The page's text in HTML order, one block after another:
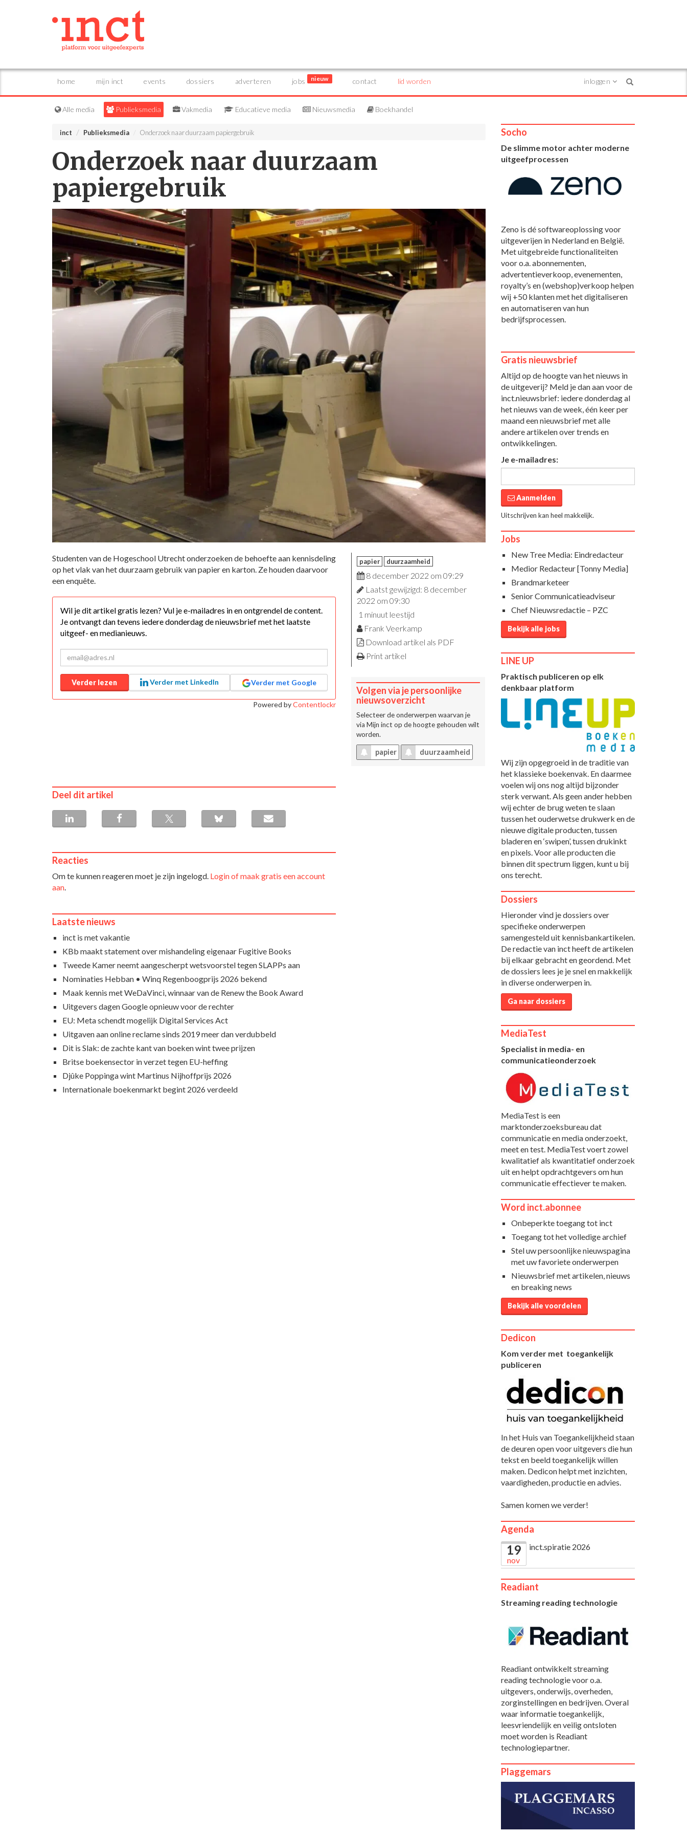
home mijn inct events dossiers adverteren jobs nieuw contact lid worden inloggen
Alle media Publieksmedia Vakmedia Educatieve media Nieuwsmedia Boekhandel
inct Publieksmedia Onderzoek naar duurzaam papiergebruik
Onderzoek naar duurzaam
papiergebruik
Studenten van de Hogeschool Utrecht onderzoeken de behoefte aan kennisdeling
op het vlak van het duurzaam gebruik van papier en karton. Ze houden daarvoor
een enquête.
Wil je dit artikel gratis lezen? Vul je e-mailadres in en ontgrendel de content.
Je ontvangt dan tevens iedere donderdag de nieuwsbrief met het laatste
uitgeef- en medianieuws.
Verder lezen Verder met LinkedIn Verder met Google
Powered byContentlockr
papier duurzaamheid
8 december 2022 om 09:29
Laatst gewijzigd: 8 december
2022 om 09:30
1 minuut leestijd
Frank Veerkamp
Download artikel als PDF
Print artikel
Volgen via je persoonlijke
nieuwsoverzicht
Selecteer de onderwerpen waarvan je
via Mijn inct op de hoogte gehouden wilt
worden.
papier duurzaamheid
Deel dit artikel
Reacties
Om te kunnen reageren moet je zijn ingelogd. Login of maak gratis een account
aan.
Laatste nieuws
inct is met vakantie
KBb maakt statement over mishandeling eigenaar Fugitive Books
Tweede Kamer neemt aangescherpt wetsvoorstel tegen SLAPPs aan
Nominaties Hebban • Winq Regenboogprijs 2026 bekend
Maak kennis met WeDaVinci, winnaar van de Renew the Book Award
Uitgevers dagen Google opnieuw voor de rechter
EU: Meta schendt mogelijk Digital Services Act
Uitgaven aan online reclame sinds 2019 meer dan verdubbeld
Dit is Slak: de zachte kant van boeken wint twee prijzen
Britse boekensector in verzet tegen EU-heffing
Djûke Poppinga wint Martinus Nijhoffprijs 2026
Internationale boekenmarkt begint 2026 verdeeld
Socho
De slimme motor achter moderne
uitgeefprocessen
Zeno is dé softwareoplossing voor
uitgeverijen in Nederland en België.
Met uitgebreide functionaliteiten
voor o.a. abonnementen,
advertentieverkoop, evenementen,
royalty’s en (webshop)verkoop helpen
wij +50 klanten met het digitaliseren
en automatiseren van hun
bedrijfsprocessen.
Gratis nieuwsbrief
Altijd op de hoogte van het nieuws in
de uitgeverij? Meld je dan aan voor de
inct.nieuwsbrief: iedere donderdag al
het nieuws van de week, één keer per
maand een nieuwsbrief met alle
andere artikelen over trends en
ontwikkelingen.
Je e-mailadres:
Aanmelden
Uitschrijven kan heel makkelijk.
Jobs
New Tree Media: Eindredacteur
Medior Redacteur [Tonny Media]
Brandmarketeer
Senior Communicatieadviseur
Chef Nieuwsredactie – PZC
Bekijk alle jobs
LINE UP
Praktisch publiceren op elk
denkbaar platform
Wij zijn opgegroeid in de traditie van
het klassieke boekenvak. En daarmee
voelen wij ons nog altijd bijzonder
sterk verwant. Als geen ander hebben
wij echter de brug weten te slaan
tussen het ouderwetse drukwerk en de
nieuwe digitale producten, tussen
bladeren en ‘swipen’, tussen drukinkt
en pixels. Voor alle producten die
binnen dit spectrum liggen, kunt u bij
ons terecht.
Dossiers
Hieronder vind je dossiers over
specifieke onderwerpen
samengesteld uit kennisbankartikelen.
De redactie van inct heeft de artikelen
bij elkaar gebracht en geordend. Met
de dossiers lees je je snel en makkelijk
in diverse onderwerpen in.
Ga naar dossiers
MediaTest
Specialist in media- en
communicatieonderzoek
MediaTest is een
marktonderzoeksbureau dat
communicatie en media onderzoekt,
meet en test. MediaTest voert zowel
kwalitatief als kwantitatief onderzoek
uit en helpt opdrachtgevers om hun
communicatie effectiever te maken.
Word inct.abonnee
Onbeperkte toegang tot inct
Toegang tot het volledige archief
Stel uw persoonlijke nieuwspagina
met uw favoriete onderwerpen
Nieuwsbrief met artikelen, nieuws
en breaking news
Bekijk alle voordelen
Dedicon
Kom verder met toegankelijk
publiceren
In het Huis van Toegankelijkheid staan
de deuren open voor uitgevers die hun
tekst en beeld toegankelijk willen
maken. Dedicon helpt met inzichten,
vaardigheden, productie en advies.
Samen komen we verder!
Agenda
19
nov
inct.spiratie 2026
Readiant
Streaming reading technologie
Readiant ontwikkelt streaming
reading technologie voor o.a.
uitgevers, onderwijs, overheden,
zorginstellingen en bedrijven. Overal
waar informatie toegankelijk,
leesvriendelijk en veilig ontsloten
moet worden is Readiant
technologiepartner.
Plaggemars